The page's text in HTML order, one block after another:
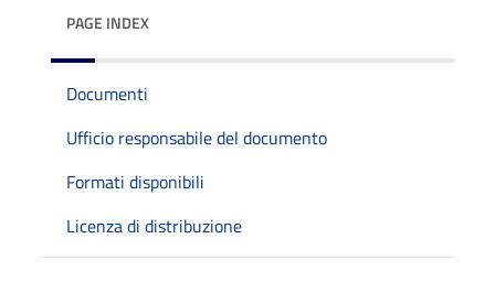
PAGE INDEX
Documenti
Ufficio responsabile del documento
Formati disponibili
Licenza di distribuzione